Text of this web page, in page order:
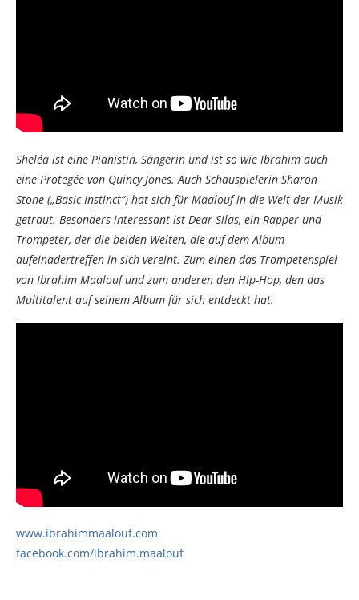
Sheléa ist eine Pianistin, Sängerin und ist so wie Ibrahim auch
eine Protegée von Quincy Jones. Auch Schauspielerin Sharon
Stone („Basic Instinct“) hat sich für Maalouf in die Welt der Musik
getraut. Besonders interessant ist Dear Silas, ein Rapper und
Trompeter, der die beiden Welten, die auf dem Album
aufeinadertreffen in sich vereint. Zum einen das Trompetenspiel
von Ibrahim Maalouf und zum anderen den Hip-Hop, den das
Multitalent auf seinem Album für sich entdeckt hat.
www.ibrahimmaalouf.com
facebook.com/ibrahim.maalouf